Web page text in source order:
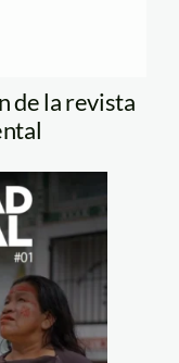
de la revista